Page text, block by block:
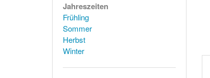
Jahreszeiten
Frühling
Sommer
Herbst
Winter